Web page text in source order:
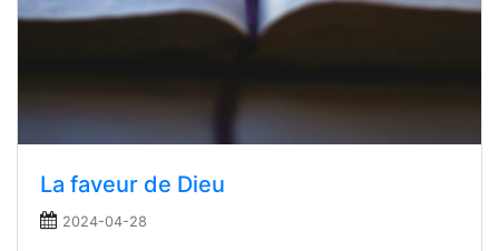
La faveur de Dieu
2024-04-28